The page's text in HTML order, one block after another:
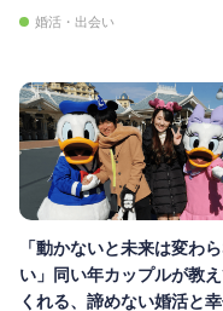
婚活・出会い
「動かないと未来は変わ
い」同い年カップルが教
くれる、諦めない婚活と